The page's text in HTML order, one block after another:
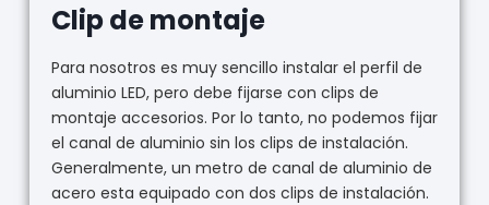
Clip de montaje
Para nosotros es muy sencillo instalar el perfil de
aluminio LED, pero debe fijarse con clips de
montaje accesorios. Por lo tanto, no podemos fijar
el canal de aluminio sin los clips de instalación.
Generalmente, un metro de canal de aluminio de
acero esta equipado con dos clips de instalación.